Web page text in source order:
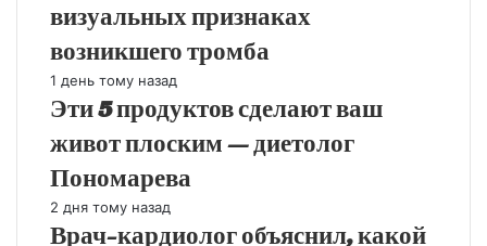
визуальных признаках
возникшего тромба
1 день тому назад
Эти 5 продуктов сделают ваш
живот плоским — диетолог
Пономарева
2 дня тому назад
Врач-кардиолог объяснил, какой